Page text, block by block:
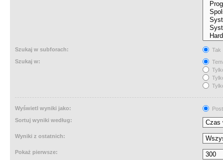
Szukaj w subforach:
Tak
Szukaj w:
Wyświetl wyniki jako:
Sortuj wyniki według:
Wyniki z ostatnich:
Pokaż pierwsze: